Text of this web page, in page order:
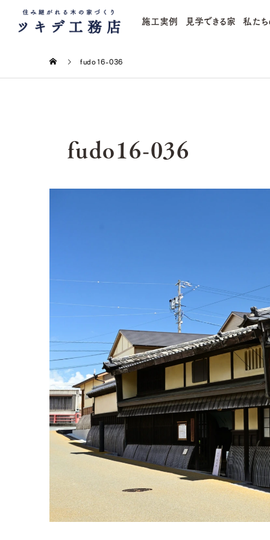
施工実例 見学できる家 私たち
fudo16-036
fudo16-036